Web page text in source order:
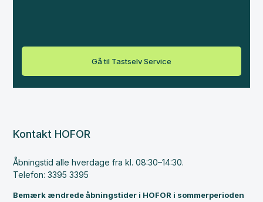
Gå til Tastselv Service
Kontakt HOFOR
Åbningstid alle hverdage fra kl. 08:30–14:30.
Telefon: 3395 3395
Bemærk ændrede åbningstider i HOFOR i sommerperioden